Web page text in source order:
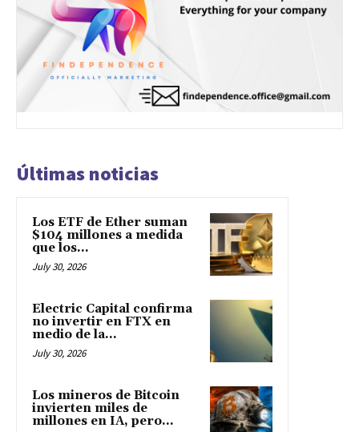
Últimas noticias
Los ETF de Ether suman
$104 millones a medida
que los...
July 30, 2026
Electric Capital confirma
no invertir en FTX en
medio de la...
July 30, 2026
Los mineros de Bitcoin
invierten miles de
millones en IA, pero...